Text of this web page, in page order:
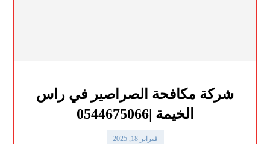
شركة مكافحة الصراصير في راس
الخيمة |0544675066
فبراير 18, 2025